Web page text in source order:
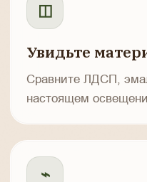
◫
Увидьте
Сравните ЛДСП,
настоящем
⌁